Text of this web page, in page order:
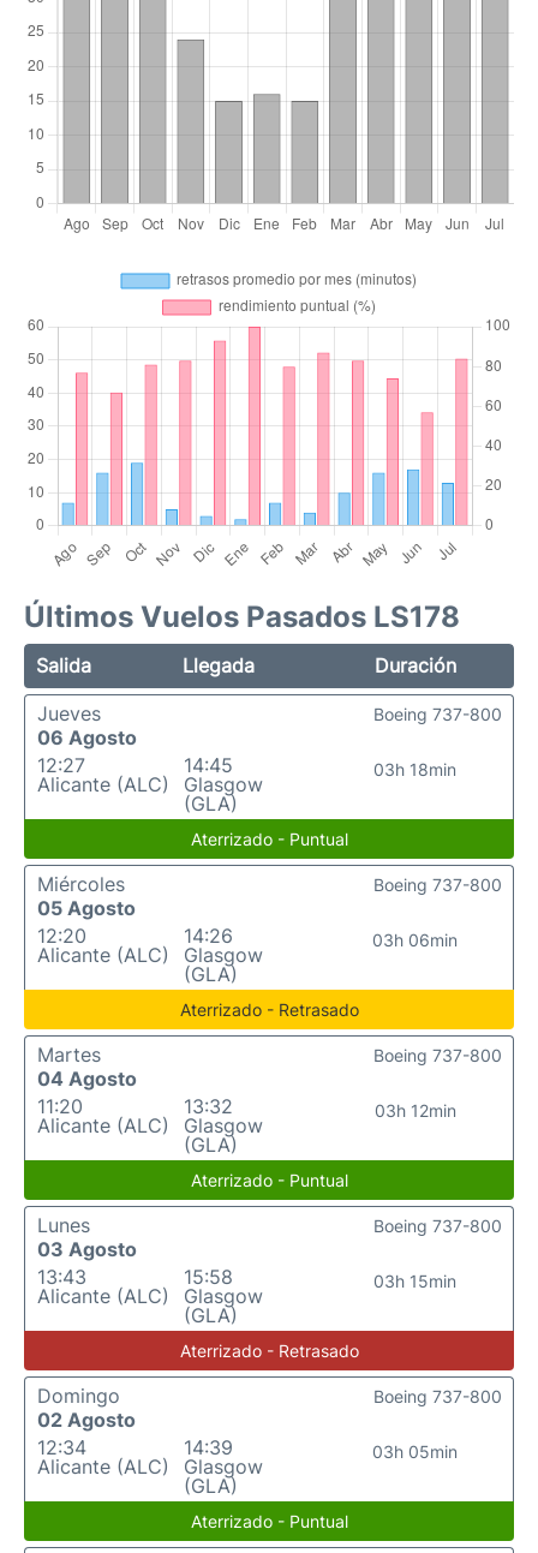
Últimos Vuelos Pasados LS178
Salida Llegada
Duración
Jueves
06 Agosto
12:27
Alicante (ALC)
14:45
Glasgow
(GLA)
03h 18min
Boeing 737-800
Aterrizado - Puntual
Miércoles
05 Agosto
12:20
Alicante (ALC)
14:26
Glasgow
(GLA)
03h 06min
Boeing 737-800
Aterrizado - Retrasado
Martes
04 Agosto
11:20
Alicante (ALC)
13:32
Glasgow
(GLA)
03h 12min
Boeing 737-800
Aterrizado - Puntual
Lunes
03 Agosto
13:43
Alicante (ALC)
15:58
Glasgow
(GLA)
03h 15min
Boeing 737-800
Aterrizado - Retrasado
Domingo
02 Agosto
12:34
Alicante (ALC)
14:39
Glasgow
(GLA)
03h 05min
Boeing 737-800
Aterrizado - Puntual